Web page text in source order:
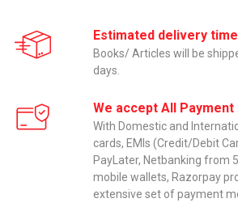
Estimated delivery time
Books/ Articles will be
days.
We accept All
With Domestic and
cards, EMIs (Credit/Debit
PayLater, Netbanking from
mobile wallets, Razorpay
extensive set of payment